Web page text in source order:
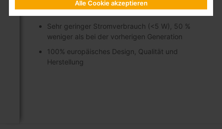
Fernspeisung über Multiswitch
Sehr geringer Stromverbrauch (<5 W), 50 %
weniger als bei der vorherigen Generation
100% europäisches Design, Qualität und
Herstellung
Alle Cookie akzeptieren